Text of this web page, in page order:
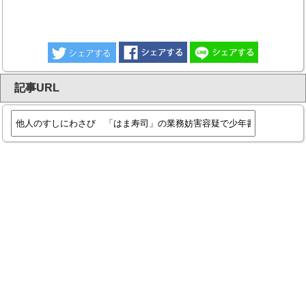
記事URL